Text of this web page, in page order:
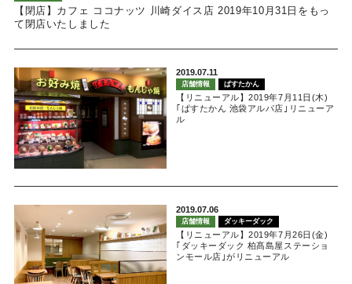
【閉店】カフェ ココナッツ 川崎ダイス店 2019年10月31日をもっ
て閉店いたしました
2019.07.11
店舗情報 ぱすたかん
【リニューアル】2019年7月11日(木)
｢ぱすたかん 池袋アルパ店｣リニューア
ル
2019.07.06
店舗情報 ダッキーダック
【リニューアル】2019年7月26日(金)
｢ダッキーダック 柏髙島屋ステーショ
ンモール店｣がリニューアル